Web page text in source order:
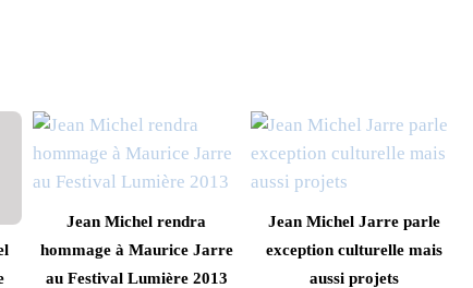
Jean Michel rendra
hommage à Maurice Jarre
au Festival Lumière 2013
Jean Michel Jarre parle
exception culturelle mais
aussi projets